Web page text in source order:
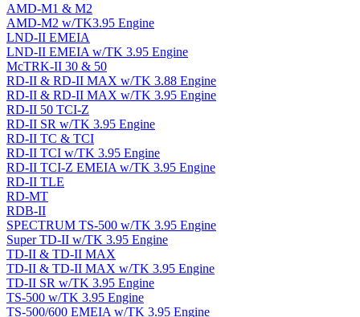
AMD-M1 & M2
AMD-M2 w/TK3.95 Engine
LND-II EMEIA
LND-II EMEIA w/TK 3.95 Engine
McTRK-II 30 & 50
RD-II & RD-II MAX w/TK 3.88 Engine
RD-II & RD-II MAX w/TK 3.95 Engine
RD-II 50 TCI-Z
RD-II SR w/TK 3.95 Engine
RD-II TC & TCI
RD-II TCI w/TK 3.95 Engine
RD-II TCI-Z EMEIA w/TK 3.95 Engine
RD-II TLE
RD-MT
RDB-II
SPECTRUM TS-500 w/TK 3.95 Engine
Super TD-II w/TK 3.95 Engine
TD-II & TD-II MAX
TD-II & TD-II MAX w/TK 3.95 Engine
TD-II SR w/TK 3.95 Engine
TS-500 w/TK 3.95 Engine
TS-500/600 EMEIA w/TK 3.95 Engine